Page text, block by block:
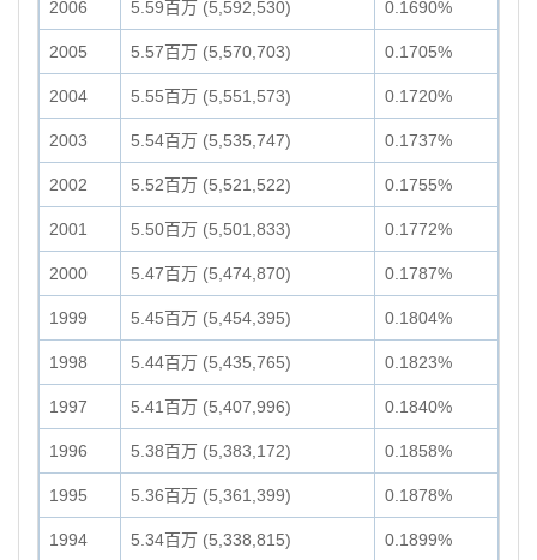
2006 5.59百万 (5,592,530) 0.1690%
2005 5.57百万 (5,570,703) 0.1705%
2004 5.55百万 (5,551,573) 0.1720%
2003 5.54百万 (5,535,747) 0.1737%
2002 5.52百万 (5,521,522) 0.1755%
2001 5.50百万 (5,501,833) 0.1772%
2000 5.47百万 (5,474,870) 0.1787%
1999 5.45百万 (5,454,395) 0.1804%
1998 5.44百万 (5,435,765) 0.1823%
1997 5.41百万 (5,407,996) 0.1840%
1996 5.38百万 (5,383,172) 0.1858%
1995 5.36百万 (5,361,399) 0.1878%
1994 5.34百万 (5,338,815) 0.1899%